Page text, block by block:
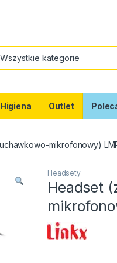
Higiena Outlet
mikrofonowy)
Headsety
Headset